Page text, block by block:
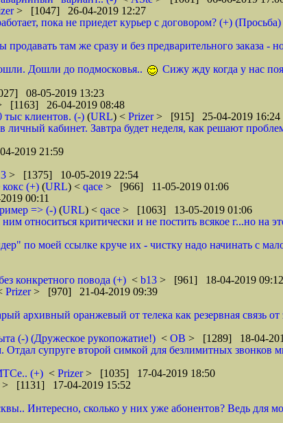
> [1047] 26-04-2019 12:27
пока не приедет курьер с договором? (+) (Просьба)
там же сразу и без предварительного заказа -
Дошли до подмосковья..
Сижу жду когда у нас
08-05-2019 13:23
[1163] 26-04-2019 08:48
тыс клиентов. (-) (URL) < Prizer> [915] 25-04-2019 16:24
кабинет. Завтра будет неделя, как решают
2019 21:59
> [1375] 10-05-2019 22:54
(+) (URL) < qace > [966] 11-05-2019 01:06
00:11
=> (-) (URL) < qace > [1063] 13-05-2019 01:06
относиться критически и не постить всякое г...но на
по моей ссылке круче их - чистку надо начинать с
конкретного повода (+) < b13 > [961] 18-04-2019 09:12
Prizer> [970] 21-04-2019 09:39
архивный оранжевый от телека как резервная связь от
(-) (Дружеское рукопожатие!) < ОВ > [1289] 18-04-
супруге второй симкой для безлимитных звонков
(+) < Prizer> [1035] 17-04-2019 18:50
> [1131] 17-04-2019 15:52
Интересно, сколько у них уже абонентов? Ведь для